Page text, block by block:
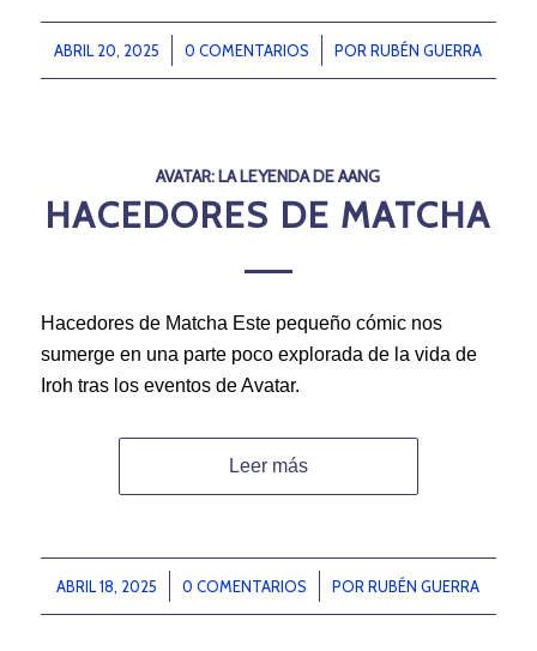
ABRIL 20, 2025
/ 0 COMENTARIOS
/ PORRUBÉN GUERRA
AVATAR: LA LEYENDA DE AANG
HACEDORES DE MATCHA
Hacedores de Matcha Este pequeño cómic nos
sumerge en una parte poco explorada de la vida de
Iroh tras los eventos de Avatar.
Leer más
ABRIL 18, 2025
/ 0 COMENTARIOS
/ PORRUBÉN GUERRA